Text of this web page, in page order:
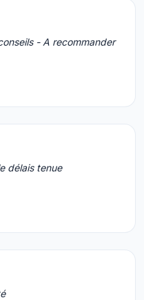
- A recommander
délais tenue